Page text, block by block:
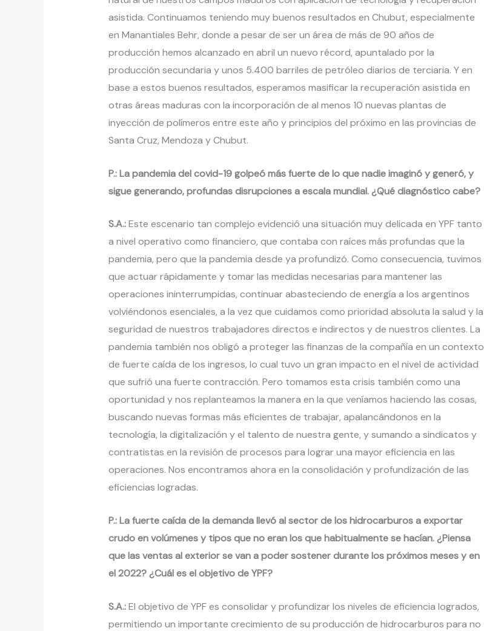
asistida. Continuamos teniendo muy buenos resultados en Chubut, especialmente
en Manantiales Behr, donde a pesar de ser un área de más de 90 años de
producción hemos alcanzado en abril un nuevo récord, apuntalado por la
producción secundaria y unos 5.400 barriles de petróleo diarios de terciaria. Y en
base a estos buenos resultados, esperamos masificar la recuperación asistida en
otras áreas maduras con la incorporación de al menos 10 nuevas plantas de
inyección de polímeros entre este año y principios del próximo en las provincias de
Santa Cruz, Mendoza y Chubut.
P.: La pandemia del covid-19 golpeó más fuerte de lo que nadie imaginó y generó, y
sigue generando, profundas disrupciones a escala mundial. ¿Qué diagnóstico cabe?
S.A.:Este escenario tan complejo evidenció una situación muy delicada en YPF tanto
a nivel operativo como financiero, que contaba con raíces más profundas que la
pandemia, pero que la pandemia desde ya profundizó. Como consecuencia, tuvimos
que actuar rápidamente y tomar las medidas necesarias para mantener las
operaciones ininterrumpidas, continuar abasteciendo de energía a los argentinos
volviéndonos esenciales, a la vez que cuidamos como prioridad absoluta la salud y la
seguridad de nuestros trabajadores directos e indirectos y de nuestros clientes. La
pandemia también nos obligó a proteger las finanzas de la compañía en un contexto
de fuerte caída de los ingresos, lo cual tuvo un gran impacto en el nivel de actividad
que sufrió una fuerte contracción. Pero tomamos esta crisis también como una
oportunidad y nos replanteamos la manera en la que veníamos haciendo las cosas,
buscando nuevas formas más eficientes de trabajar, apalancándonos en la
tecnología, la digitalización y el talento de nuestra gente, y sumando a sindicatos y
contratistas en la revisión de procesos para lograr una mayor eficiencia en las
operaciones. Nos encontramos ahora en la consolidación y profundización de las
eficiencias logradas.
P.: La fuerte caída de la demanda llevó al sector de los hidrocarburos a exportar
crudo en volúmenes y tipos que no eran los que habitualmente se hacían. ¿Piensa
que las ventas al exterior se van a poder sostener durante los próximos meses y en
el 2022? ¿Cuál es el objetivo de YPF?
S.A.:El objetivo de YPF es consolidar y profundizar los niveles de eficiencia logrados,
permitiendo un importante crecimiento de su producción de hidrocarburos para no